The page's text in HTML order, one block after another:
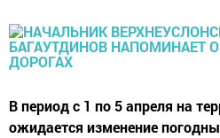
В период с 1 по 5 апреля на
ожидается изменение